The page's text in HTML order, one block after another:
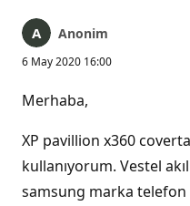
Anonim
6 May 2020 16:00
Merhaba,
XP pavillion x360
kullanıyorum. Vestel
samsung marka